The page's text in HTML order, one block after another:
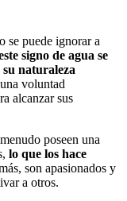
se puede ignorar a
signo de agua se
naturaleza
voluntad
alcanzar sus
poseen una
lo que los hace
son apasionados y
a otros.